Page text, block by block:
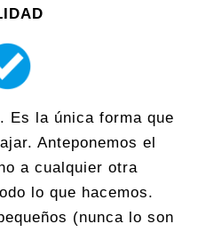
Es la única forma que
Anteponemos el
a cualquier otra
lo que hacemos.
(nunca lo son